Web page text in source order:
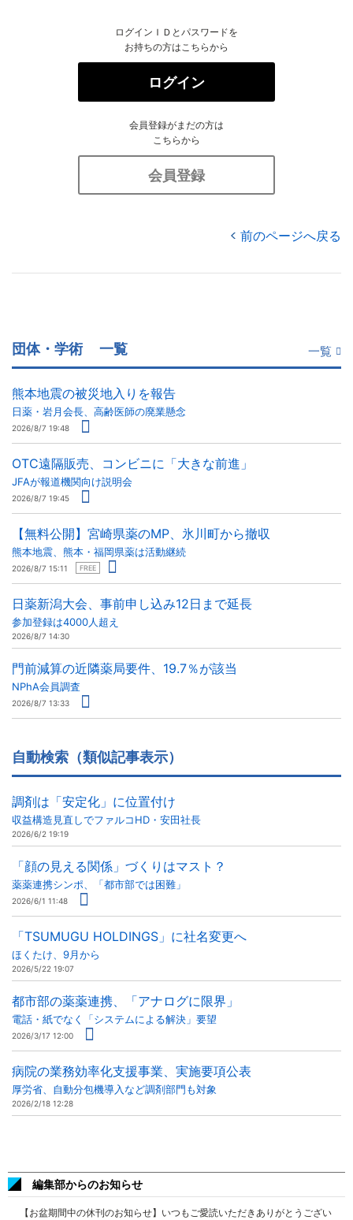
ログインＩＤとパスワードを
お持ちの方はこちらから
ログイン
会員登録がまだの方は
こちらから
会員登録
前のページへ戻る
団体・学術 一覧 一覧
熊本地震の被災地入りを報告
日薬・岩月会長、高齢医師の廃業懸念
2026/8/7 19:48
OTC遠隔販売、コンビニに「大きな前進」
JFAが報道機関向け説明会
2026/8/7 19:45
【無料公開】宮崎県薬のMP、氷川町から撤収
熊本地震、熊本・福岡県薬は活動継続
2026/8/7 15:11 FREE
日薬新潟大会、事前申し込み12日まで延長
参加登録は4000人超え
2026/8/7 14:30
門前減算の近隣薬局要件、19.7％が該当
NPhA会員調査
2026/8/7 13:33
自動検索（類似記事表示）
調剤は「安定化」に位置付け
収益構造見直しでファルコHD・安田社長
2026/6/2 19:19
「顔の見える関係」づくりはマスト？
薬薬連携シンポ、「都市部では困難」
2026/6/1 11:48
「TSUMUGU HOLDINGS」に社名変更へ
ほくたけ、9月から
2026/5/22 19:07
都市部の薬薬連携、「アナログに限界」
電話・紙でなく「システムによる解決」要望
2026/3/17 12:00
病院の業務効率化支援事業、実施要項公表
厚労省、自動分包機導入など調剤部門も対象
2026/2/18 12:28
編集部からのお知らせ
【お盆期間中の休刊のお知らせ】いつもご愛読いただきありがとうござい